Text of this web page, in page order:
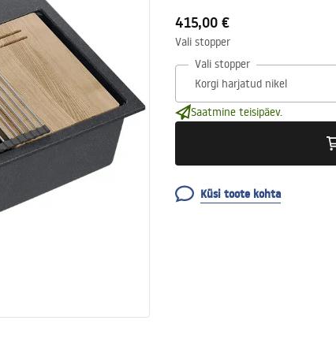
415,00 €
Vali stopper
Vali stopper
Saatmine teisipäev.
Küsi toote kohta